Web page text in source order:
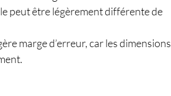
peut être légèrement différente de
marge d’erreur, car les dimensions